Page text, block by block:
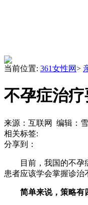
当前位置: 361女性网>
不孕症治
来源：互联网 编辑：
相关标签:
分享到：
目前，我国的不孕症
患者应该学会掌握诊治
简单来说，策略有